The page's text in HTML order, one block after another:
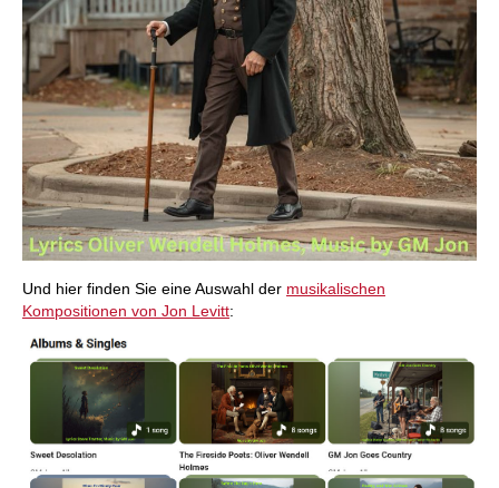
Und hier finden Sie eine Auswahl der musikalischen
Kompositionen von Jon Levitt: